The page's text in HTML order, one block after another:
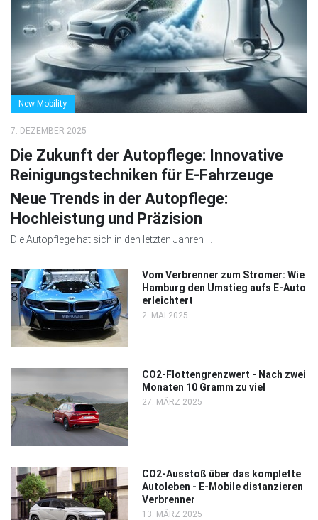
New Mobility
7. DEZEMBER 2025
Die Zukunft der Autopflege: Innovative
Reinigungstechniken für E-Fahrzeuge
Neue Trends in der Autopflege:
Hochleistung und Präzision
Die Autopflege hat sich in den letzten Jahren ...
Vom Verbrenner zum Stromer: Wie
Hamburg den Umstieg aufs E-Auto
erleichtert
2. MAI 2025
CO2-Flottengrenzwert - Nach zwei
Monaten 10 Gramm zu viel
27. MÄRZ 2025
CO2-Ausstoß über das komplette
Autoleben - E-Mobile distanzieren
Verbrenner
13. MÄRZ 2025